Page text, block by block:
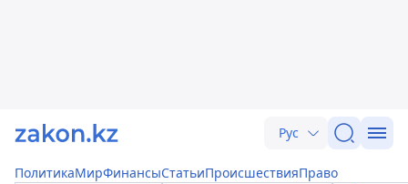
Рус
ПолитикаМирФинансыСтатьиПроисшествияПраво